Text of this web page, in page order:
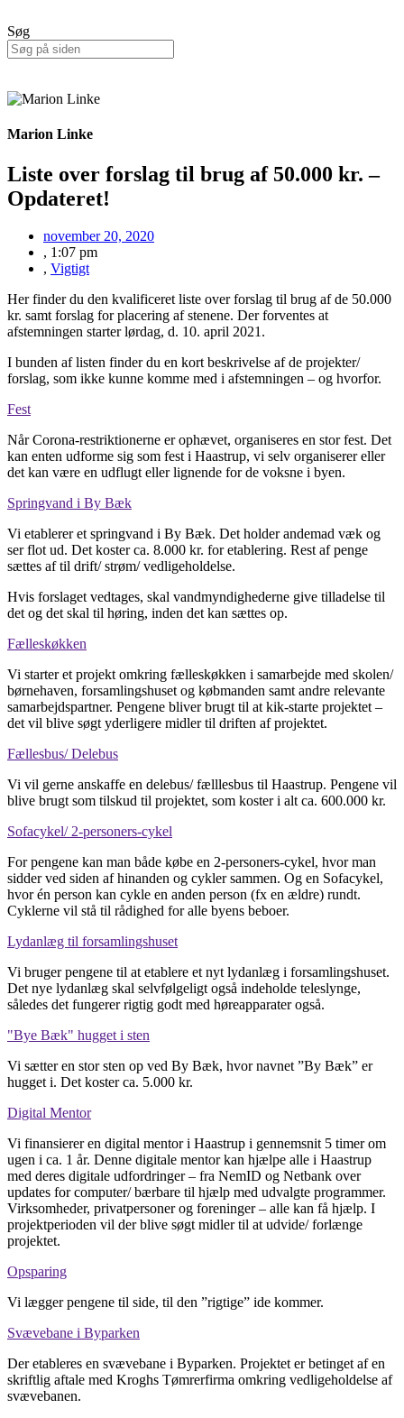
Søg
Marion Linke
Liste over forslag til brug af 50.000 kr. –
Opdateret!
november 20, 2020
, 1:07 pm
, Vigtigt
Her finder du den kvalificeret liste over forslag til brug af de 50.000
kr. samt forslag for placering af stenene. Der forventes at
afstemningen starter lørdag, d. 10. april 2021.
I bunden af listen finder du en kort beskrivelse af de projekter/
forslag, som ikke kunne komme med i afstemningen – og hvorfor.
Fest
Når Corona-restriktionerne er ophævet, organiseres en stor fest. Det
kan enten udforme sig som fest i Haastrup, vi selv organiserer eller
det kan være en udflugt eller lignende for de voksne i byen.
Springvand i By Bæk
Vi etablerer et springvand i By Bæk. Det holder andemad væk og
ser flot ud. Det koster ca. 8.000 kr. for etablering. Rest af penge
sættes af til drift/ strøm/ vedligeholdelse.
Hvis forslaget vedtages, skal vandmyndighederne give tilladelse til
det og det skal til høring, inden det kan sættes op.
Fælleskøkken
Vi starter et projekt omkring fælleskøkken i samarbejde med skolen/
børnehaven, forsamlingshuset og købmanden samt andre relevante
samarbejdspartner. Pengene bliver brugt til at kik-starte projektet –
det vil blive søgt yderligere midler til driften af projektet.
Fællesbus/ Delebus
Vi vil gerne anskaffe en delebus/ fælllesbus til Haastrup. Pengene vil
blive brugt som tilskud til projektet, som koster i alt ca. 600.000 kr.
Sofacykel/ 2-personers-cykel
For pengene kan man både købe en 2-personers-cykel, hvor man
sidder ved siden af hinanden og cykler sammen. Og en Sofacykel,
hvor én person kan cykle en anden person (fx en ældre) rundt.
Cyklerne vil stå til rådighed for alle byens beboer.
Lydanlæg til forsamlingshuset
Vi bruger pengene til at etablere et nyt lydanlæg i forsamlingshuset.
Det nye lydanlæg skal selvfølgeligt også indeholde teleslynge,
således det fungerer rigtig godt med høreapparater også.
"Bye Bæk" hugget i sten
Vi sætter en stor sten op ved By Bæk, hvor navnet ”By Bæk” er
hugget i. Det koster ca. 5.000 kr.
Digital Mentor
Vi finansierer en digital mentor i Haastrup i gennemsnit 5 timer om
ugen i ca. 1 år. Denne digitale mentor kan hjælpe alle i Haastrup
med deres digitale udfordringer – fra NemID og Netbank over
updates for computer/ bærbare til hjælp med udvalgte programmer.
Virksomheder, privatpersoner og foreninger – alle kan få hjælp. I
projektperioden vil der blive søgt midler til at udvide/ forlænge
projektet.
Opsparing
Vi lægger pengene til side, til den ”rigtige” ide kommer.
Svævebane i Byparken
Der etableres en svævebane i Byparken. Projektet er betinget af en
skriftlig aftale med Kroghs Tømrerfirma omkring vedligeholdelse af
svævebanen.